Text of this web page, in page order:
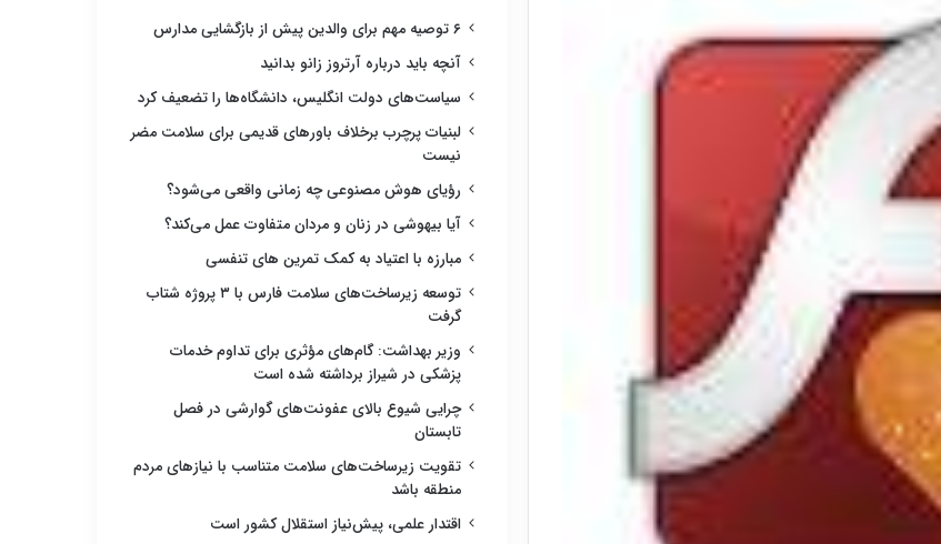
۶ توصیه مهم برای والدین پیش از بازگشایی مدارس
آنچه باید درباره آرتروز زانو بدانید
سیاست‌های دولت انگلیس، دانشگاه‌ها را تضعیف کرد
لبنیات پرچرب برخلاف باورهای قدیمی برای سلامت مضر
نیست
رؤیای هوش مصنوعی چه زمانی واقعی می‌شود؟
آیا بیهوشی در زنان و مردان متفاوت عمل می‌کند؟
مبارزه با اعتیاد به کمک تمرین های تنفسی
توسعه زیرساخت‌های سلامت فارس با ۳ پروژه شتاب
گرفت
وزیر بهداشت: گام‌های مؤثری برای تداوم خدمات
پزشکی در شیراز برداشته شده است
چرایی شیوع بالای عفونت‌های گوارشی در فصل
تابستان
تقویت زیرساخت‌های سلامت متناسب با نیازهای مردم
منطقه باشد
اقتدار علمی، پیش‌نیاز استقلال کشور است